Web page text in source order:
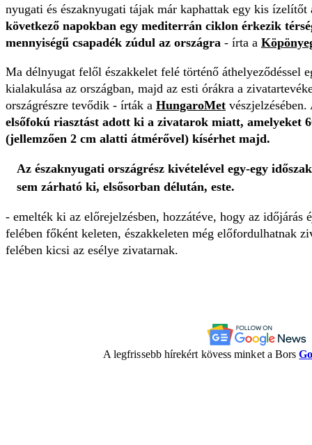
nyugati és északnyugati tájak már kaphattak egy kis
következő napokban egy mediterrán ciklon érkezik
mennyiségű csapadék zúdul az országra - írta a
Ma délnyugat felől északkelet felé történő áthelyeződéssel
kialakulása az országban, majd az esti órákra a
országrészre tevődik - írták a HungaroMet
elsőfokú riasztást adott ki a zivatarok miatt, amelyeket
(jellemzően 2 cm alatti átmérővel) kísérhet majd.
Az északnyugati országrész kivételével egy-egy
sem zárható ki, elsősorban délután, este.
- emelték ki az előrejelzésben, hozzátéve, hogy az időjárás
felében főként keleten, északkeleten még előfordulhatnak
felében kicsi az esélye zivatarnak.
A legfrissebb hírekért kövess minket a Bors